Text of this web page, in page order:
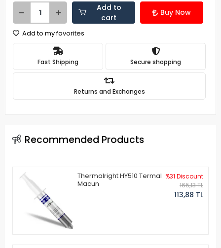
Add to
cart
Buy Now
Add to my favorites
Fast Shipping Secure shopping
Returns and Exchanges
Recommended Products
Thermalright HY510 Termal
Macun
%31 Discount
165,13 TL
113,88 TL